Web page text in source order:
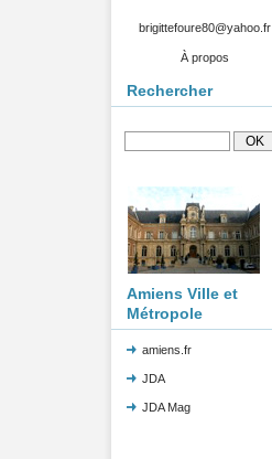
brigittefoure80@yahoo.fr
À propos
Rechercher
Amiens Ville et
Métropole
amiens.fr
JDA
JDA Mag